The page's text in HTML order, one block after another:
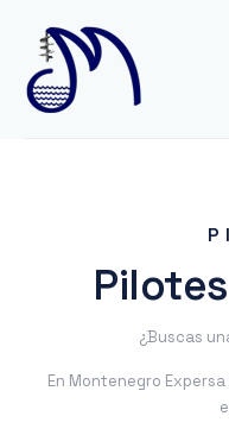
¿Buscas
En Montenegro